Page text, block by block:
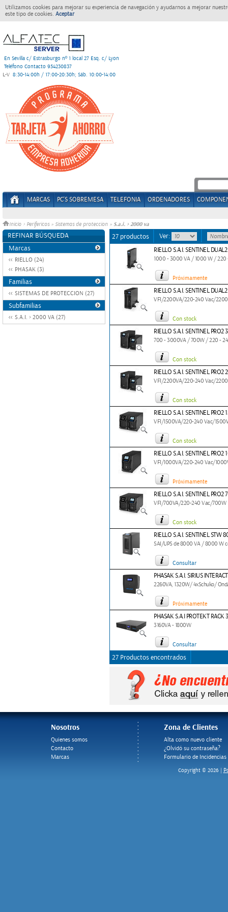
Utilizamos cookies para mejorar su experiencia de navegación y ayudarnos a mejorar
este tipo de cookies. Aceptar
En Sevilla c/ Estrasburgo nº 1 local 27 Esq. c/ Lyon
Teléfono Contacto 954230837
L-V 8:30-14:00h / 17:00-20:30h; Sáb. 10:00-14:00
MARCAS PC'S SOBREMESA TELEFONIA ORDENADORES
Inicio > Perifericos » Sistemas de proteccion » S.a.i. > 2000 va
REFINAR BÚSQUEDA
Marcas
RIELLO (24)
PHASAK (3)
Familias
SISTEMAS DE PROTECCION (27)
Subfamilias
S.A.I. > 2000 VA (27)
27 productos Ver:
RIELLO S.A.I. SENTINEL
1000 - 3000 VA / 1000 W / 220
Próximamente
RIELLO S.A.I. SENTINEL
VFI/2200VA/220-240 Vac/
Con stock
RIELLO S.A.I. SENTINEL PRO2
700 - 3000VA / 700W / 220 -
Con stock
RIELLO S.A.I. SENTINEL PRO2
VFI/2200VA/220-240 Vac/
Con stock
RIELLO S.A.I. SENTINEL PRO2
VFI/1500VA/220-240 Vac/
Con stock
RIELLO S.A.I. SENTINEL PRO2
VFI/1000VA/220-240 Vac/
Próximamente
RIELLO S.A.I. SENTINEL PRO2
VFI/700VA/220-240 Vac/700W
Con stock
RIELLO S.A.I. SENTINEL STW
SAI/UPS de 8000 VA / 8000 W
Consultar
PHASAK S.A.I. SIRIUS
2260VA, 1320W/ 4xSchuko/
Próximamente
PHASAK S.A.I PROTEKT RACK
3160VA - 1800W
Consultar
27 Productos encontrados
Nosotros
Quienes somos
Contacto
Marcas
Zona de Clientes
Alta como nuevo cliente
¿Olvidó su contraseña?
Formulario de Incidencias
Copyright © 2026 |